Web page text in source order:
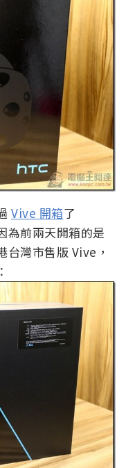
Vive 開箱了
為前兩天開箱的是
台灣市售版 Vive，